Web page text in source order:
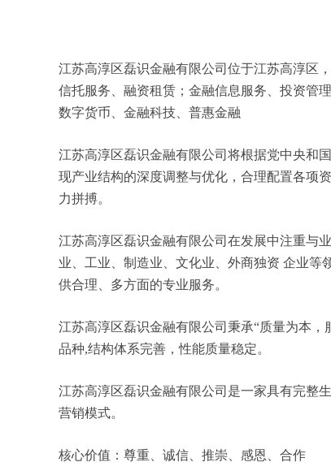
江苏高淳区磊识金融有限公司位于江苏高淳区
信托服务、融资租赁；金融信息服务、投资管
数字货币、金融科技、普惠金融
江苏高淳区磊识金融有限公司将根据党中央和
现产业结构的深度调整与优化，合理配置各项
力拼搏。
江苏高淳区磊识金融有限公司在发展中注重与
业、工业、制造业、文化业、外商独资 企业
供合理、多方面的专业服务。
江苏高淳区磊识金融有限公司秉承“质量为本
品种,结构体系完善，性能质量稳定。
江苏高淳区磊识金融有限公司是一家具有完整
营销模式。
核心价值：尊重、诚信、推崇、感恩、合作